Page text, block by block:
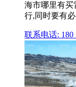
海市哪里有买
行,同时要有
联系电话: 180